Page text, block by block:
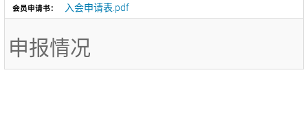
会员申请书： 入会申请表.pdf
申报情况